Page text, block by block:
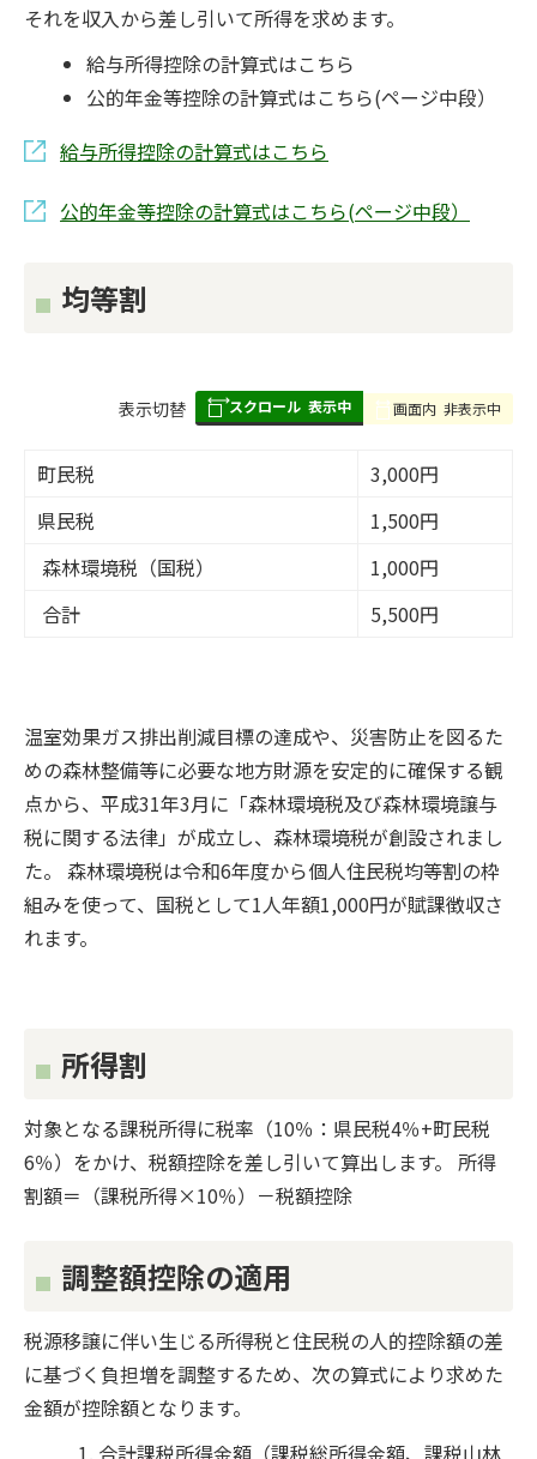
それを収入から差し引いて所得を求めます。
給与所得控除の計算式はこちら
公的年金等控除の計算式はこちら(ページ中段）
給与所得控除の計算式はこちら
公的年金等控除の計算式はこちら(ページ中段）
均等割
表
表示切替 スクロール 表示中 画面内 非表示中
町民税
3,000円
県民税
1,500円
森林環境税（国税）
1,000円
合計
5,500円
温室効果ガス排出削減目標の達成や、災害防止を図るた
めの森林整備等に必要な地方財源を安定的に確保する観
点から、平成31年3月に「森林環境税及び森林環境譲与
税に関する法律」が成立し、森林環境税が創設されまし
た。 森林環境税は令和6年度から個人住民税均等割の枠
組みを使って、国税として1人年額1,000円が賦課徴収さ
れます。
所得割
対象となる課税所得に税率（10％：県民税4％+町民税
6％）をかけ、税額控除を差し引いて算出します。 所得
割額＝（課税所得×10％）－税額控除
調整額控除の適用
税源移譲に伴い生じる所得税と住民税の人的控除額の差
に基づく負担増を調整するため、次の算式により求めた
金額が控除額となります。
合計課税所得金額（課税総所得金額、課税山林